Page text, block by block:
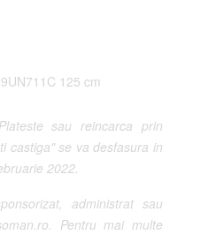
125 cm
sau reincarca prin
se va desfasura in
2022.
administrat sau
Pentru mai multe